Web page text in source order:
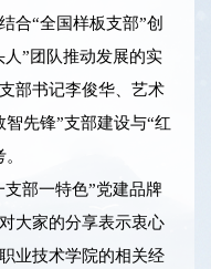
合“全国样板支部”创
”团队推动发展的实
部书记李俊华、艺术
先锋”支部建设与“红
支部一特色”党建品牌
大家的分享表示衷心
业技术学院的相关经